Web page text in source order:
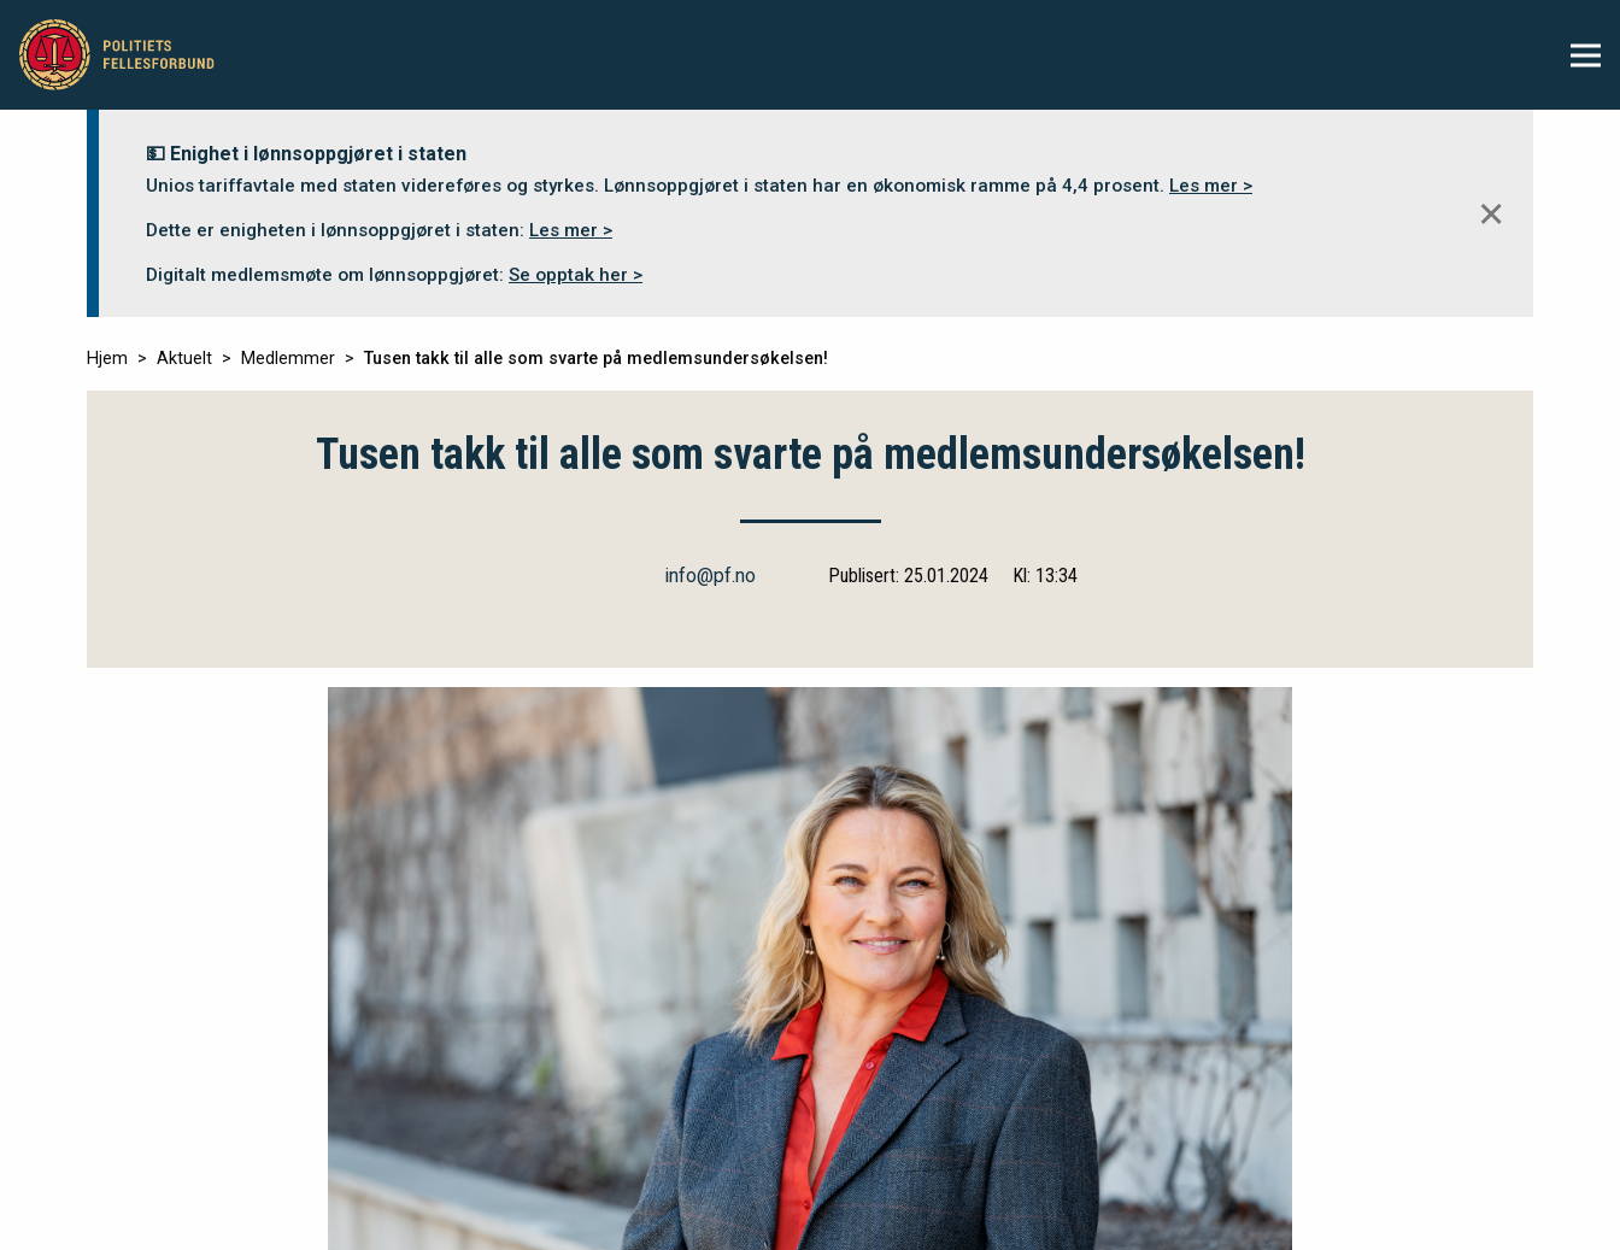
💵 Enighet i lønnsoppgjøret i staten
Unios tariffavtale med staten videreføres og styrkes. Lønnsoppgjøret i staten har en økonomisk ramme på 4,4 prosent. Les mer >
Dette er enigheten i lønnsoppgjøret i staten: Les mer >
Digitalt medlemsmøte om lønnsoppgjøret: Se opptak her >
✕
Hjem Aktuelt Medlemmer Tusen takk til alle som svarte på medlemsundersøkelsen!
Tusen takk til alle som svarte på medlemsundersøkelsen!
info@pf.no Publisert: 25.01.2024 Kl: 13:34